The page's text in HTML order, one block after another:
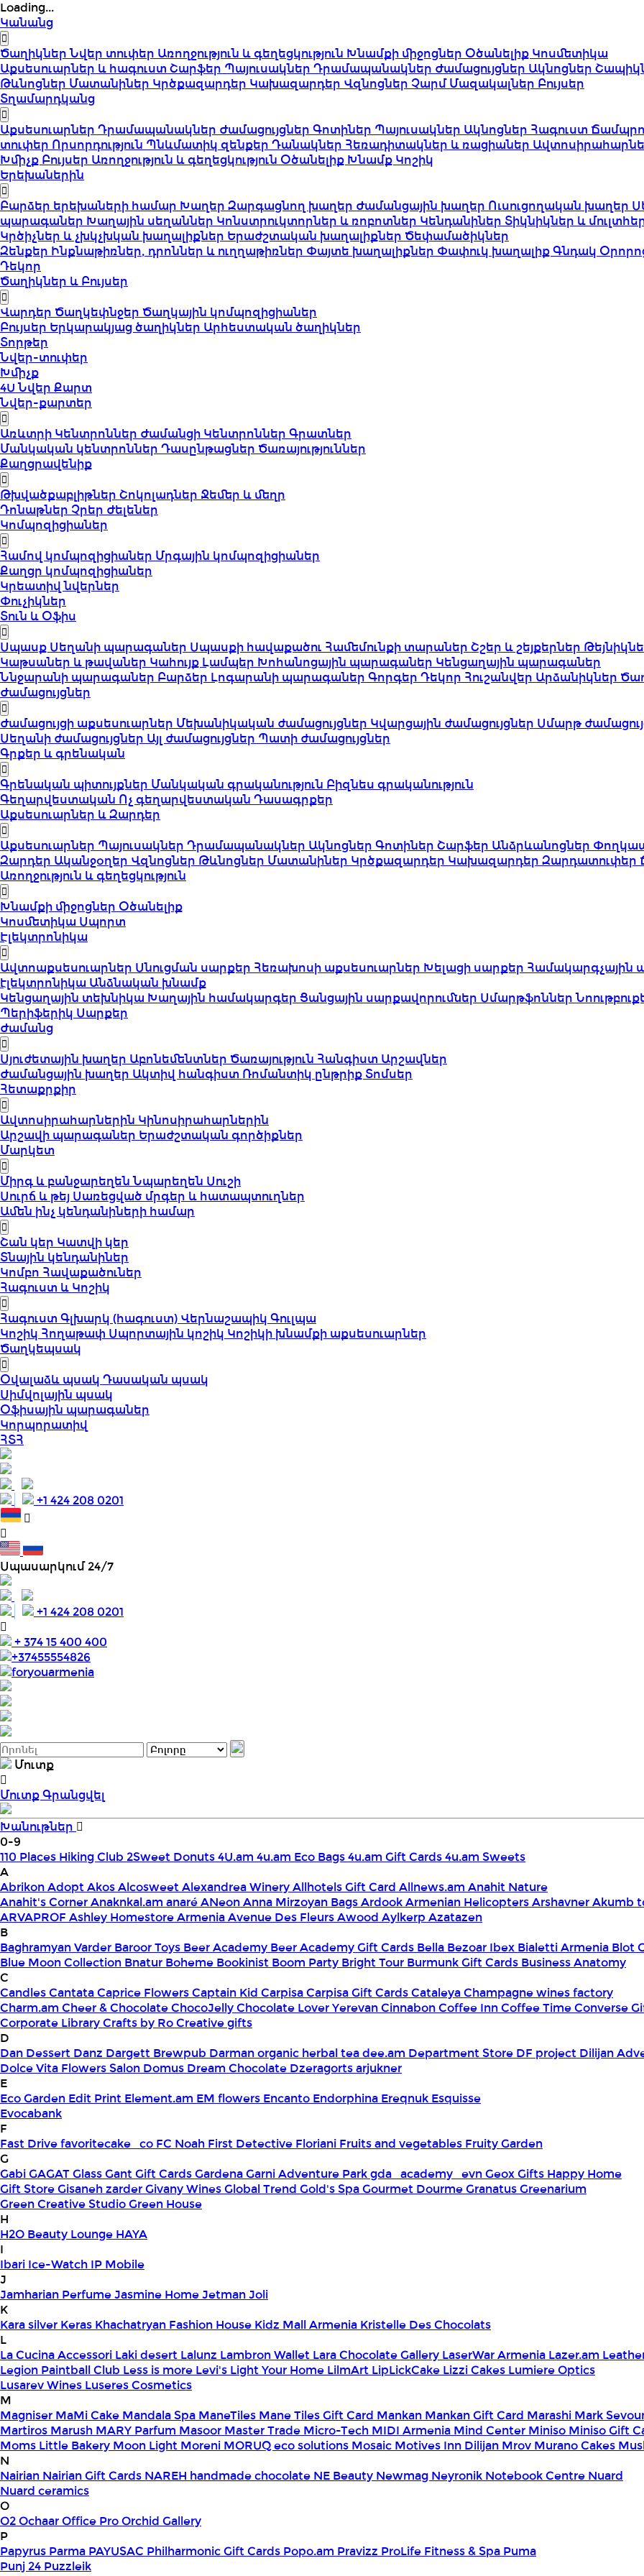
Loading...
Կանանց
ԾաղիկներՆվեր տուփեր Առողջություն և գեղեցկություն Խնամքի միջոցներ Օծանելիք Կոսմետիկա
Աքսեսուարներ և հագուստ Շարֆեր Պայուսակներ Դրամապանակներ Ժամացույցներ Ակնոցներ
Թևնոցներ Մատանիներ Կրծքազարդեր Կախազարդեր Վզնոցներ ՉարմՄազակալներ Բույսեր
Տղամարդկանց
Աքսեսուարներ Դրամապանակներ Ժամացույցներ Գոտիներ Պայուսակներ Ակնոցներ Հագուստ
տուփեր Որսորդություն Պնևմատիկ զենքեր Դանակներ Հեռադիտակներ և ռացիաներ
Խմիչք Բույսեր Առողջություն և գեղեցկություն Օծանելիք Խնամք Կոշիկ
Երեխաներին
Բարձեր երեխաների համար Խաղեր Զարգացնող խաղեր Ժամանցային խաղեր Ուսուցողական խաղեր
պարագաներ Խաղային սեղաններ Կոնստրուկտորներ և ռոբոտներ Կենդանիներ Տիկնիկներ և
Կրծիչներ և չխկչխկան խաղալիքներ Երաժշտական խաղալիքներ Ծեփամածիկներ
Զենքեր Ինքնաթիռներ, դրոններ և ուղղաթիռներ Փայտե խաղալիքներ Փափուկ խաղալիքԳնդակ
Դեկոր
Ծաղիկներ և Բույսեր
Վարդեր Ծաղկեփնջեր Ծաղկային կոմպոզիցիաներ
Բույսեր Երկարակյաց ծաղիկներ Արհեստական ծաղիկներ
Տորթեր
Նվեր-տուփեր
Խմիչք
4U Նվեր Քարտ
Նվեր-քարտեր
Առևտրի Կենտրոններ Ժամանցի Կենտրոններ Գրատներ
Մանկական կենտրոններ Դասընթացներ Ծառայություններ
Քաղցրավենիք
Թխվածքաբլիթներ Շոկոլադներ Ջեմեր և մեղր
Դոնաթներ Չրեր Ժելեներ
Կոմպոզիցիաներ
Համով կոմպոզիցիաներ Մրգային կոմպոզիցիաներ
Քաղցր կոմպոզիցիաներ
Կրեատիվ նվերներ
Փուչիկներ
Տուն և Օֆիս
Սպասք Սեղանի պարագաներ Սպասքի հավաքածու Համեմունքի տարաներ Շշեր և շեյքերներ
Կաթսաներ և թավաներ Կահույք Լամպեր Խոհանոցային պարագաներ Կենցաղային պարագաներ
Ննջարանի պարագաներ Բարձեր Լոգարանի պարագաներ Գորգեր Դեկոր Հուշանվեր Արձանիկներ
Ժամացույցներ
Ժամացույցի աքսեսուարներ Մեխանիկական ժամացույցներ Կվարցային ժամացույցներ Սմարթ
Սեղանի ժամացույցներ Այլ ժամացույցներ Պատի ժամացույցներ
Գրքեր և գրենական
Գրենական պիտույքներ Մանկական գրականություն Բիզնես գրականություն
Գեղարվեստական Ոչ գեղարվեստական Դասագրքեր
Աքսեսուարներ և Զարդեր
Աքսեսուարներ Պայուսակներ Դրամապանակներ Ակնոցներ Գոտիներ Շարֆեր Անձրևանոցներ
Զարդեր Ականջօղեր Վզնոցներ Թևնոցներ Մատանիներ Կրծքազարդեր Կախազարդեր Զարդատուփեր
Առողջություն և գեղեցկություն
Խնամքի միջոցներ Օծանելիք
Կոսմետիկա Սպորտ
Էլեկտրոնիկա
Ավտոաքսեսուարներ Սնուցման սարքեր Հեռախոսի աքսեսուարներ Խելացի սարքեր Համակարգչային
էլեկտրոնիկա Անձնական խնամք
Կենցաղային տեխնիկա Խաղային համակարգեր Ցանցային սարքավորումներ Սմարթֆոններ
Պերիֆերիկ Սարքեր
Ժամանց
Սյուժետային խաղեր Աբոնեմենտներ Ծառայություն Հանգիստ Արշավներ
Ժամանցային խաղեր Ակտիվ հանգիստ Ռոմանտիկ ընթրիք Տոմսեր
Հետաքրքիր
Ավտոսիրահարներին Կինոսիրահարներին
Արշավի պարագաներ Երաժշտական գործիքներ
Մարկետ
Միրգ և բանջարեղենՆպարեղեն Սուշի
Սուրճ և թեյ Սառեցված մրգեր և հատապտուղներ
Ամեն ինչ կենդանիների համար
Շան կեր Կատվի կեր
Տնային կենդանիներ
Կոմբո Հավաքածուներ
Հագուստ և Կոշիկ
Հագուստ Գլխարկ (հագուստ) Վերնաշապիկ Գուլպա
Կոշիկ Հողաթափ Սպորտային կոշիկ Կոշիկի խնամքի աքսեսուարներ
Ծաղկեպսակ
Օվալաձև պսակ Դասական պսակ
Սիմվոլային պսակ
Օֆիսային պարագաներ
Կորպորատիվ
ՀՏՀ
+1 424 208 0201
Սպասարկում 24/7
+1 424 208 0201
+ 374 15 400 400
+37455554826
foryouarmenia
Մուտք
ՄուտքԳրանցվել
Խանութներ
0-9
110 Places Hiking Club 2Sweet Donuts4U.am 4u.am Eco Bags4u.am Gift Cards4u.am Sweets
A
AbrikonAdoptAkosAlcosweetAlexandrea WineryAllhotels Gift Card Allnews.am Anahit Nature
Anahit's CornerAnaknkal.am anaréANeonAnna Mirzoyan BagsArdookArmenian HelicoptersArshavner Akumb
ARVAPROF Ashley Homestore ArmeniaAvenue Des FleursAwood Aylkerp Azatazen
B
Baghramyan Varder Baroor Toys Beer Academy Beer Academy Gift Cards Bella Bezoar Ibex Bialetti Armenia Blot
Blue Moon Collection Bnatur Boheme Bookinist Boom Party Bright Tour Burmunk Gift Cards Business Anatomy
C
CandlesCantataCaprice FlowersCaptain Kid CarpisaCarpisa Gift CardsCataleyaChampagne wines factory
Charm.am Cheer & ChocolateChocoJellyChocolate Lover YerevanCinnabonCoffee InnCoffee TimeConverse
Corporate LibraryCrafts by RoCreative gifts
D
Dan Dessert Danz Dargett Brewpub Darman organic herbal teadee.am Department Store DF project Dilijan
Dolce Vita Flowers Salon Domus Dream Chocolate Dzeragorts arjukner
E
Eco Garden Edit Print Element.am EM flowers Encanto Endorphina Ereqnuk Esquisse
Evocabank
F
Fast Drivefavoritecake_co FC Noah First Detective Floriani Fruits and vegetables Fruity Garden
G
GabiGAGAT GlassGant Gift CardsGardenaGarni Adventure Parkgda_academy_evnGeoxGifts Happy Home
Gift StoreGisaneh zarderGivany WinesGlobal Trend Gold's SpaGourmet DourmeGranatusGreenarium
Green Creative StudioGreen House
H
H2O Beauty Lounge HAYA
I
Ibari Ice-Watch IP Mobile
J
Jamharian PerfumeJasmine HomeJetmanJoli
K
Kara silver Keras Khachatryan Fashion House Kidz Mall Armenia Kristelle Des Chocolats
L
La Cucina Accessori Laki desert Lalunz Lambron Wallet Lara Chocolate Gallery LaserWar Armenia Lazer.am
Legion Paintball Club Less is more Levi's Light Your Home LilmArt LipLickCake Lizzi Cakes Lumiere Optics
Lusarev Wines Luseres Cosmetics
M
Magniser MaMi Cake Mandala Spa ManeTiles Mane Tiles Gift Card Mankan Mankan Gift Card Marashi Mark
Martiros Marush MARY Parfum Masoor Master Trade Micro-Tech MIDI Armenia Mind Center Miniso Miniso Gift
Moms Little Bakery Moon Light Moreni MORUQ eco solutions Mosaic Motives Inn Dilijan Mrov Murano Cakes
N
Nairian Nairian Gift Cards NAREH handmade chocolate NE Beauty Newmag Neyronik Notebook Centre Nuard
Nuard ceramics
O
O2OchaarOffice ProOrchid Gallery
P
Papyrus Parma PAYUSAC Philharmonic Gift Cards Popo.am Pravizz ProLife Fitness & Spa Puma
Punj 24 Puzzleik